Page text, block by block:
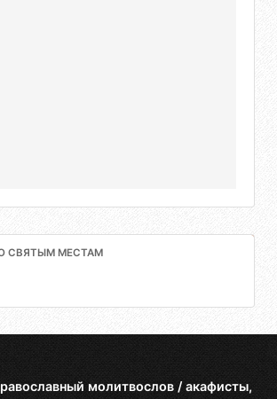
СВЯТЫМ МЕСТАМ
молитвослов / акафисты,